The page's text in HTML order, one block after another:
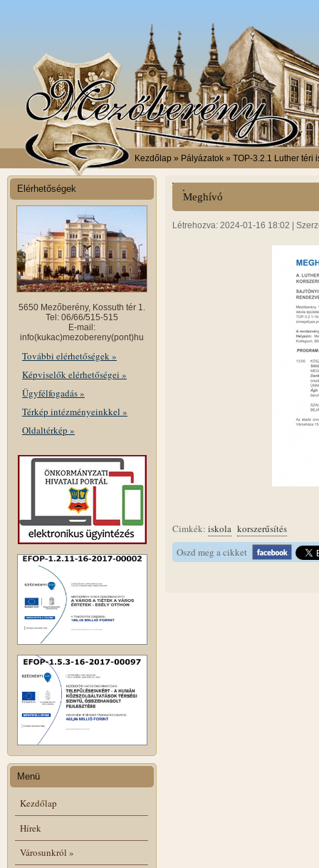
Kezdőlap » Pályázatok » TOP-3.2.1 Luther
Elérhetőségek
5650 Mezőberény, Kossuth tér 1.
Tel: 06/66/515-515
E-mail:
info(kukac)mezobereny(pont)hu
További elérhetőségek »
Képviselők elérhetőségei »
Ügyfélfogadás »
Térkép intézményeinkkel »
Oldaltérkép »
Menü
Kezdőlap
Hírek
Városunkról »
Meghívó
Létrehozva: 2024-01-16 18:02 |
Cimkék: iskola korszerűsítés
Oszd meg a cikket